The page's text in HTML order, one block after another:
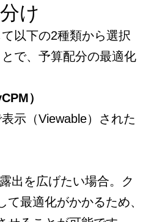
け
以下の2種類から選択
で、予算配分の最適化
）
示（Viewable）された
出を広げたい場合。ク
最適化がかかるため、